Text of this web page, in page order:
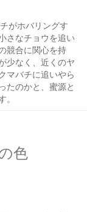
がホバリングす
さなチョウを追い
競合に関心を持
少なく、近くのヤ
マバチに追いやら
たのかと、蜜源と
。
色